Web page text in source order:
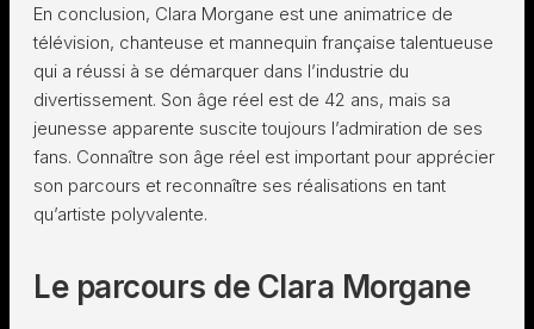
En conclusion, Clara Morgane est une animatrice de
télévision, chanteuse et mannequin française talentueuse
qui a réussi à se démarquer dans l’industrie du
divertissement. Son âge réel est de 42 ans, mais sa
jeunesse apparente suscite toujours l’admiration de ses
fans. Connaître son âge réel est important pour apprécier
son parcours et reconnaître ses réalisations en tant
qu’artiste polyvalente.
Le parcours de Clara Morgane